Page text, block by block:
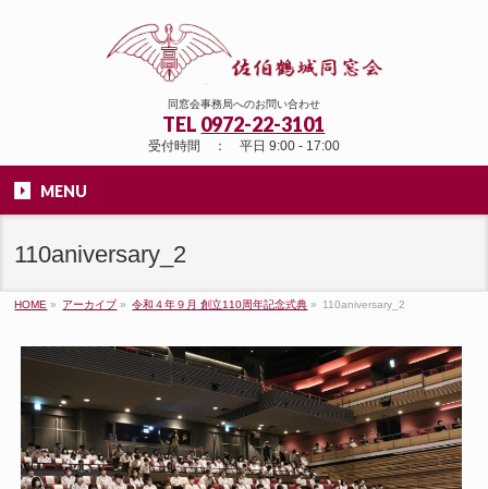
同窓会事務局へのお問い合わせ
TEL 0972-22-3101
受付時間 ： 平日 9:00 - 17:00
MENU
110aniversary_2
HOME » アーカイブ » 令和４年９月 創立110周年記念式典 » 110aniversary_2